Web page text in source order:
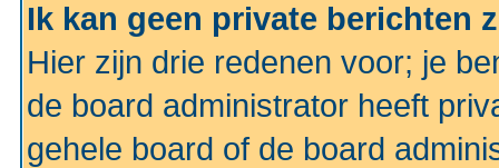
Ik kan geen private berichten
Hier zijn drie redenen voor; je
de board administrator heeft
gehele board of de board